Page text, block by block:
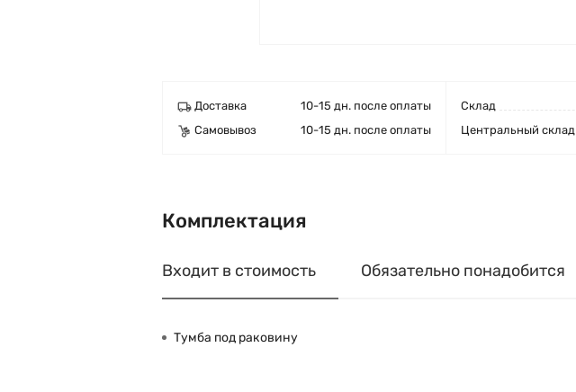
Доставка
10-15 дн. после оплаты
Самовывоз
10-15 дн. после оплаты
Cклад
Центральный склад
Комплектация
Входит в стоимость Обязательно понадобится
Тумба под раковину